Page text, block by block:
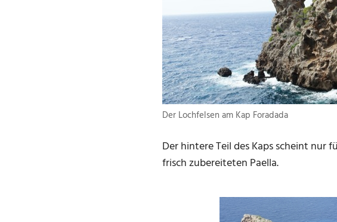
Der Lochfelsen am Kap Foradada
Der hintere Teil des Kaps scheint nur
frisch zubereiteten Paella.